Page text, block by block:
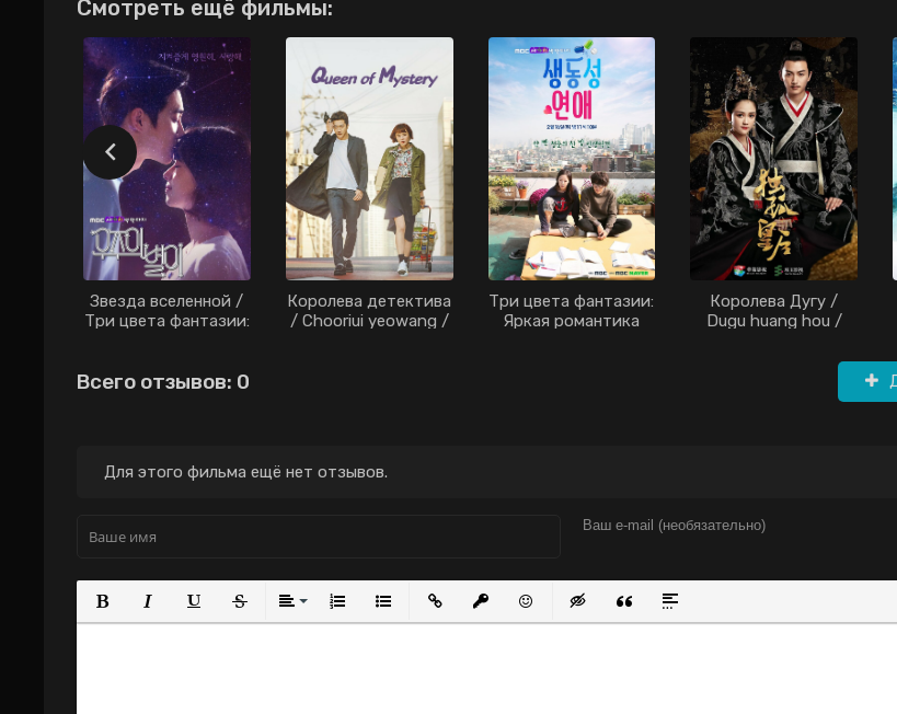
Смотреть ещё фильмы:
Звезда вселенной /
Три цвета фантазии:
дорама (2017)
Королева детектива
/ Chooriui yeowang /
Три цвета фантазии:
Яркая романтика
Королева Дугу /
Dugu huang hou /
Queen Dugu / The
Empress Dugu (2019)
Всего отзывов: 0
Для этого фильма ещё нет отзывов.
Полужирный
КурсивПодчеркнутый
ЗачеркнутыйВыравнивание
Нумерованный список
Маркированный список
Вставить ссылку
Вставить защищенную ссылку
Вставить смайлик
Вставка скрытого текста
Вставка цитаты
Вставка спойлера